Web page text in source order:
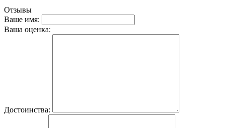
Отзывы
Ваше имя:
Ваша оценка:
Достоинства: